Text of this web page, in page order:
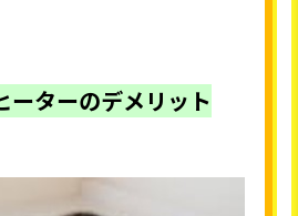
ーターのデメリット